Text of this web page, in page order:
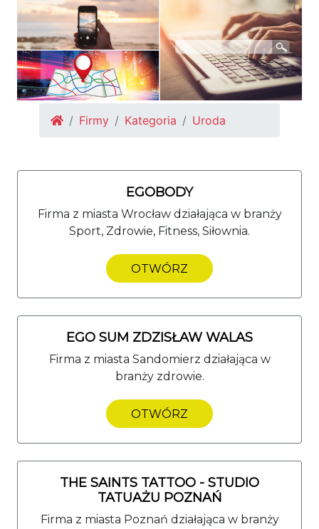
Firmy Kategoria Uroda
EGOBODY
Firma z miasta Wrocław działająca w branży
Sport, Zdrowie, Fitness, Siłownia.
OTWÓRZ
EGO SUM ZDZISŁAW WALAS
Firma z miasta Sandomierz działająca w
branży zdrowie.
OTWÓRZ
THE SAINTS TATTOO - STUDIO
TATUAŻU POZNAŃ
Firma z miasta Poznań działająca w branży